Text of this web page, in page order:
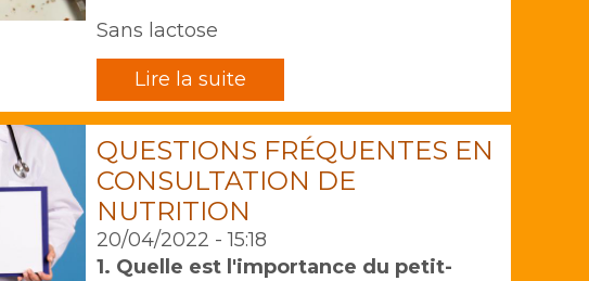
Sans lactose
Lire la suite
QUESTIONS FRÉQUENTES EN
CONSULTATION DE
NUTRITION
20/04/2022 - 15:18
1. Quelle est l'importance du petit-